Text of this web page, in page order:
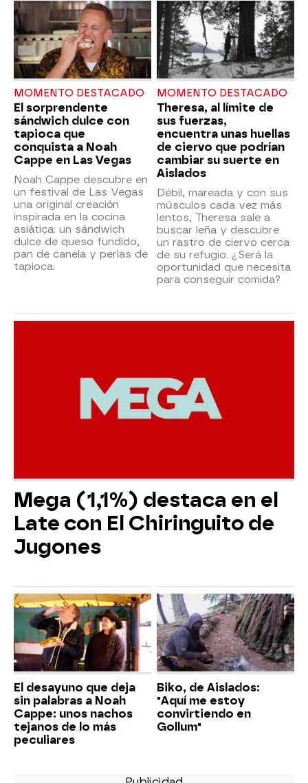
MOMENTO DESTACADO
El sorprendente
sándwich dulce con
tapioca que
conquista a Noah
Cappe en Las Vegas
Noah Cappe descubre en
un festival de Las Vegas
una original creación
inspirada en la cocina
asiática: un sándwich
dulce de queso fundido,
pan de canela y perlas de
tapioca.
MOMENTO DESTACADO
Theresa, al límite de
sus fuerzas,
encuentra unas huellas
de ciervo que podrían
cambiar su suerte en
Aislados
Débil, mareada y con sus
músculos cada vez más
lentos, Theresa sale a
buscar leña y descubre
un rastro de ciervo cerca
de su refugio. ¿Será la
oportunidad que necesita
para conseguir comida?
Mega (1,1%) destaca en el
Late con El Chiringuito de
Jugones
El desayuno que deja
sin palabras a Noah
Cappe: unos nachos
tejanos de lo más
peculiares
Biko, de Aislados:
"Aquí me estoy
convirtiendo en
Gollum"